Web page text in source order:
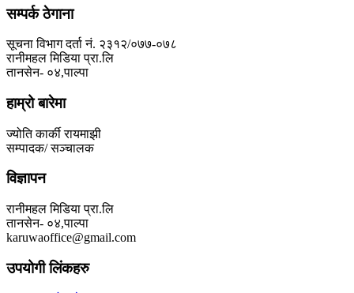
सम्पर्क ठेगाना
सूचना विभाग दर्ता नं. २३१२/०७७-०७८
रानीमहल मिडिया प्रा.लि
तानसेन- ०४,पाल्पा
हाम्रो बारेमा
ज्योति कार्की रायमाझी
सम्पादक/ सञ्चालक
विज्ञापन
रानीमहल मिडिया प्रा.लि
तानसेन- ०४,पाल्पा
karuwaoffice@gmail.com
उपयोगी लिंकहरु